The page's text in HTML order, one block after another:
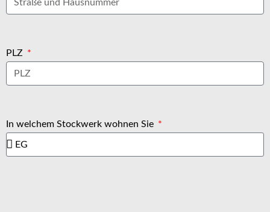
PLZ
In welchem Stockwerk wohnen Sie